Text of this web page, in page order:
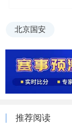
北京国安
推荐阅读